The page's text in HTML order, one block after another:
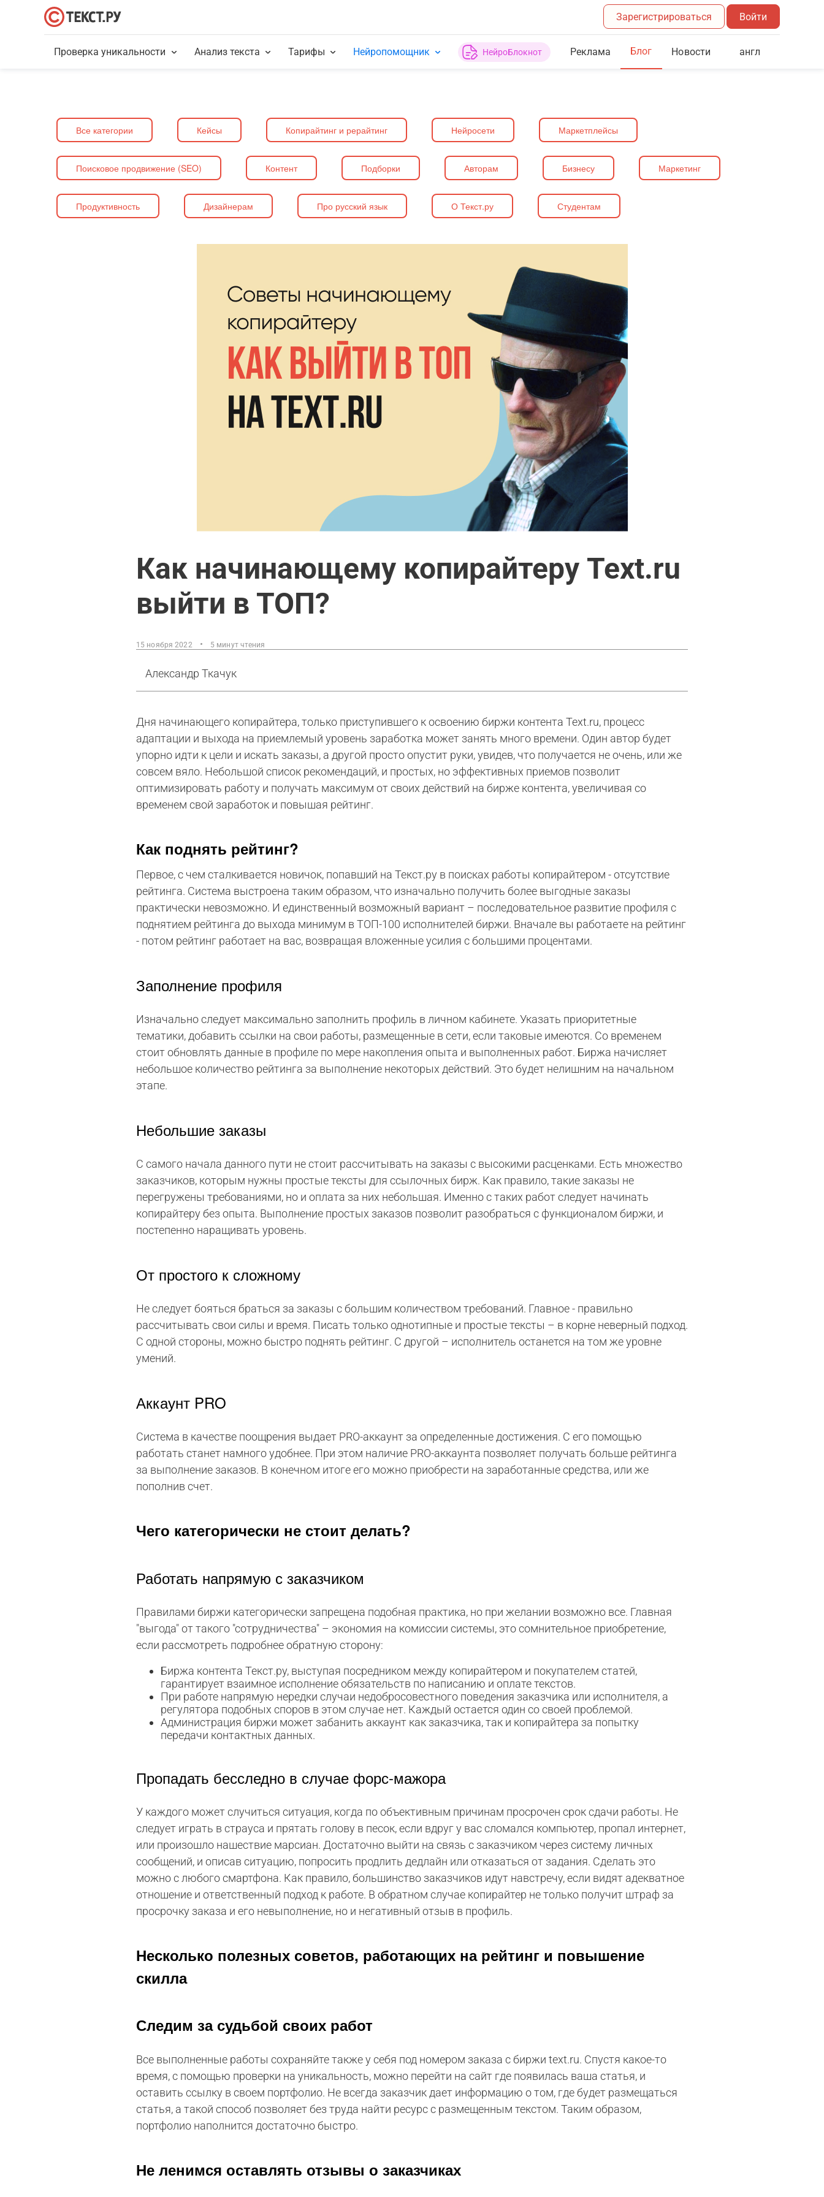
Зарегистрироваться Войти
Проверка уникальности Анализ текста Тарифы Нейропомощник НейроБлокнот Реклама Блог Новости англ
Все категории Кейсы Копирайтинг и рерайтинг Нейросети Маркетплейсы
Поисковое продвижение (SEO) Контент Подборки Авторам Бизнесу Маркетинг
Продуктивность Дизайнерам Про русский язык О Текст.ру Студентам
Как начинающему копирайтеру Text.ru
выйти в ТОП?
15 ноября 2022 5 минут чтения
Александр Ткачук
Дня начинающего копирайтера, только приступившего к освоению биржи контента Text.ru, процесс
адаптации и выхода на приемлемый уровень заработка может занять много времени. Один автор будет
упорно идти к цели и искать заказы, а другой просто опустит руки, увидев, что получается не очень, или же
совсем вяло. Небольшой список рекомендаций, и простых, но эффективных приемов позволит
оптимизировать работу и получать максимум от своих действий на бирже контента, увеличивая со
временем свой заработок и повышая рейтинг.
Как поднять рейтинг?
Первое, с чем сталкивается новичок, попавший на Текст.ру в поисках работы копирайтером - отсутствие
рейтинга. Система выстроена таким образом, что изначально получить более выгодные заказы
практически невозможно. И единственный возможный вариант – последовательное развитие профиля с
поднятием рейтинга до выхода минимум в ТОП-100 исполнителей биржи. Вначале вы работаете на рейтинг
- потом рейтинг работает на вас, возвращая вложенные усилия с большими процентами.
Заполнение профиля
Изначально следует максимально заполнить профиль в личном кабинете. Указать приоритетные
тематики, добавить ссылки на свои работы, размещенные в сети, если таковые имеются. Со временем
стоит обновлять данные в профиле по мере накопления опыта и выполненных работ. Биржа начисляет
небольшое количество рейтинга за выполнение некоторых действий. Это будет нелишним на начальном
этапе.
Небольшие заказы
С самого начала данного пути не стоит рассчитывать на заказы с высокими расценками. Есть множество
заказчиков, которым нужны простые тексты для ссылочных бирж. Как правило, такие заказы не
перегружены требованиями, но и оплата за них небольшая. Именно с таких работ следует начинать
копирайтеру без опыта. Выполнение простых заказов позволит разобраться с функционалом биржи, и
постепенно наращивать уровень.
От простого к сложному
Не следует бояться браться за заказы с большим количеством требований. Главное - правильно
рассчитывать свои силы и время. Писать только однотипные и простые тексты – в корне неверный подход.
С одной стороны, можно быстро поднять рейтинг. С другой – исполнитель останется на том же уровне
умений.
Аккаунт PRO
Система в качестве поощрения выдает PRO-аккаунт за определенные достижения. С его помощью
работать станет намного удобнее. При этом наличие PRO-аккаунта позволяет получать больше рейтинга
за выполнение заказов. В конечном итоге его можно приобрести на заработанные средства, или же
пополнив счет.
Чего категорически не стоит делать?
Работать напрямую с заказчиком
Правилами биржи категорически запрещена подобная практика, но при желании возможно все. Главная
"выгода" от такого "сотрудничества" – экономия на комиссии системы, это сомнительное приобретение,
если рассмотреть подробнее обратную сторону:
Биржа контента Текст.ру, выступая посредником между копирайтером и покупателем статей,
гарантирует взаимное исполнение обязательств по написанию и оплате текстов.
При работе напрямую нередки случаи недобросовестного поведения заказчика или исполнителя, а
регулятора подобных споров в этом случае нет. Каждый остается один со своей проблемой.
Администрация биржи может забанить аккаунт как заказчика, так и копирайтера за попытку
передачи контактных данных.
Пропадать бесследно в случае форс-мажора
У каждого может случиться ситуация, когда по объективным причинам просрочен срок сдачи работы. Не
следует играть в страуса и прятать голову в песок, если вдруг у вас сломался компьютер, пропал интернет,
или произошло нашествие марсиан. Достаточно выйти на связь с заказчиком через систему личных
сообщений, и описав ситуацию, попросить продлить дедлайн или отказаться от задания. Сделать это
можно с любого смартфона. Как правило, большинство заказчиков идут навстречу, если видят адекватное
отношение и ответственный подход к работе. В обратном случае копирайтер не только получит штраф за
просрочку заказа и его невыполнение, но и негативный отзыв в профиль.
Несколько полезных советов, работающих на рейтинг и повышение
скилла
Следим за судьбой своих работ
Все выполненные работы сохраняйте также у себя под номером заказа с биржи text.ru. Спустя какое-то
время, с помощью проверки на уникальность, можно перейти на сайт где появилась ваша статья, и
оставить ссылку в своем портфолио. Не всегда заказчик дает информацию о том, где будет размещаться
статья, а такой способ позволяет без труда найти ресурс с размещенным текстом. Таким образом,
портфолио наполнится достаточно быстро.
Не ленимся оставлять отзывы о заказчиках